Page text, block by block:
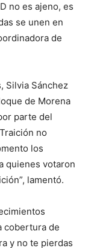
no es ajeno, es
se unen en
de
Silvia Sánchez
de Morena
parte del
no
los
quienes votaron
lamentó.
cobertura de
y no te pierdas